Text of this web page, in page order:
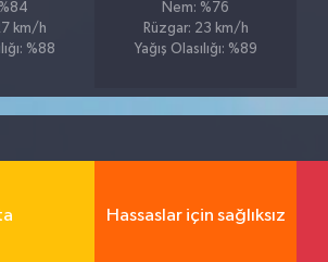
km/h
%88
Nem: %76
Rüzgar: 23 km/h
Yağış Olasılığı: %89
Hassaslar için sağlıksız